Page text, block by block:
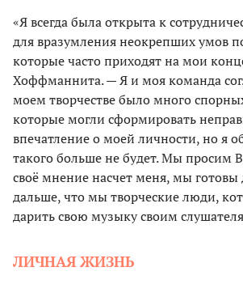
«Я всегда была открыта к
для вразумления неокрепших умов
которые часто приходят на мои
Хоффманнита. — Я и моя команда
моем творчестве было много
которые могли сформировать
впечатление о моей личности, но я
такого больше не будет. Мы просим
своё мнение насчет меня, мы готовы
дальше, что мы творческие люди,
дарить свою музыку своим
ЛИЧНАЯ ЖИЗНЬ